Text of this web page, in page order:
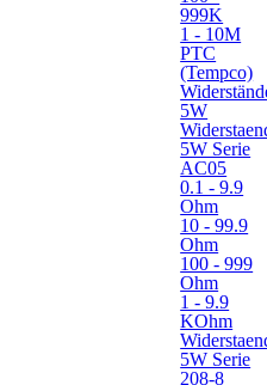
999K
1 - 10M
PTC
(Tempco)
5W
5W Serie
AC05
0.1 - 9.9
Ohm
10 - 99.9
Ohm
100 - 999
Ohm
1 - 9.9
KOhm
5W Serie
208-8